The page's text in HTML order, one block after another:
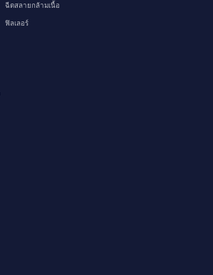
ฉีดสลายกล้ามเนื้อ
ฟิลเลอร์